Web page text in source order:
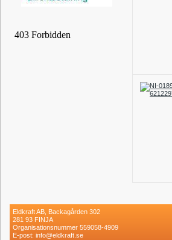
Eldkraft AB, Backagården 302
281 93 FINJA
Organisationsnummer 559058-4909
E-post: info@eldkraft.se